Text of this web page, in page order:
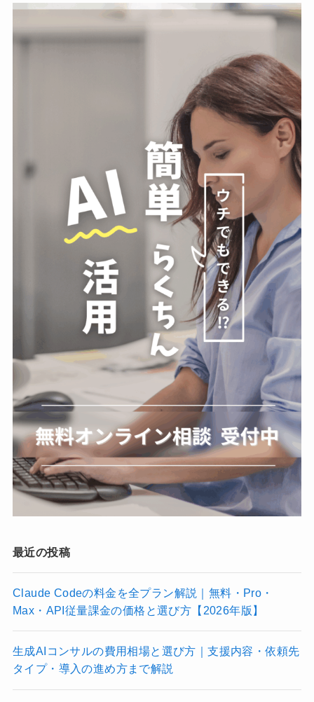
最近の投稿
Claude Codeの料金を全プラン解説｜無料・Pro・
Max・API従量課金の価格と選び方【2026年版】
生成AIコンサルの費用相場と選び方｜支援内容・依頼先
タイプ・導入の進め方まで解説